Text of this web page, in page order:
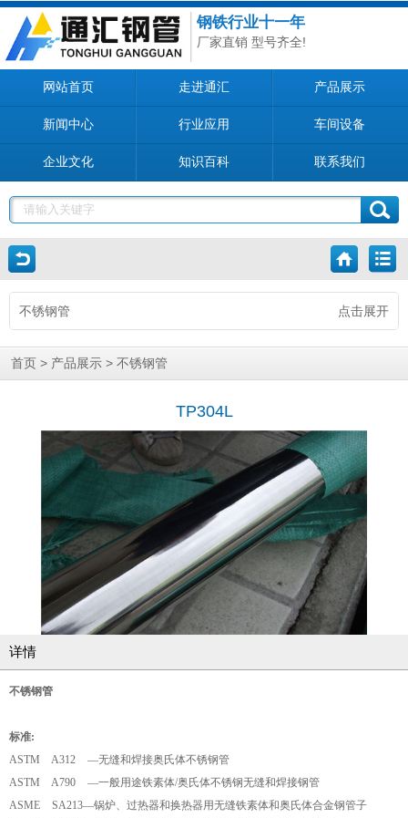
钢铁行业十一年
厂家直销 型号齐全!
网站首页 走进通汇 产品展示
新闻中心 行业应用 车间设备
企业文化 知识百科 联系我们
点击展开
不锈钢管
首页 > 产品展示 > 不锈钢管
TP304L
详情
不锈钢管
标准:
ASTM A312 —无缝和焊接奥氏体不锈钢管
ASTM A790 —一般用途铁素体/奥氏体不锈钢无缝和焊接钢管
ASME SA213—锅炉、过热器和换热器用无缝铁素体和奥氏体合金钢管子